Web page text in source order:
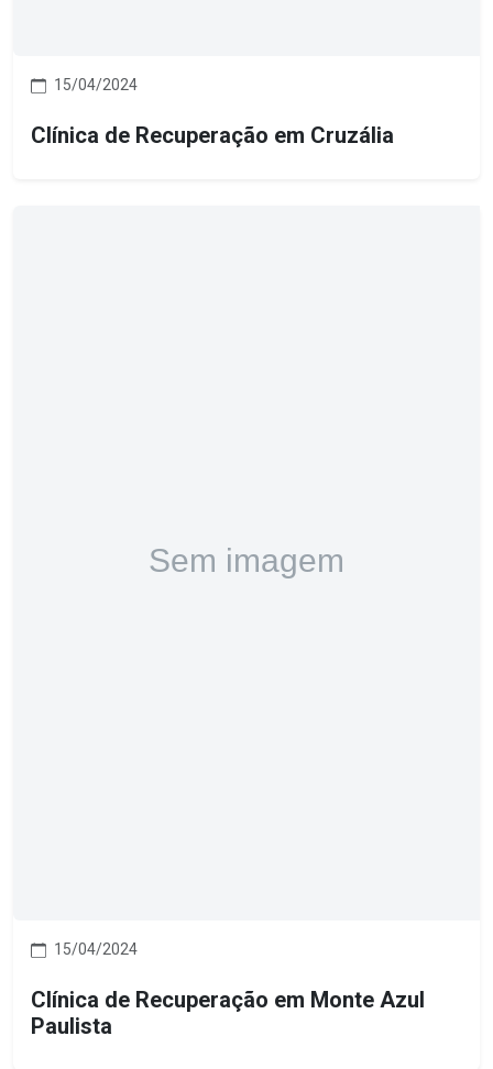
15/04/2024
Clínica de Recuperação em Cruzália
15/04/2024
Clínica de Recuperação em Monte Azul
Paulista